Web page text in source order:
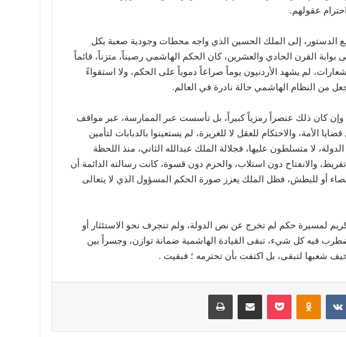
عقولهم.
الدستور، إلى الملك الحسين الذي واجه محطات وجودية صعبة بكل
القرن الحادي والعشرين، كان الحكم الهاشمي رصيناً، متزناً، قائماً
لم يشهد الأردنيون يوماً صراعاً دموياً على الحكم، ولا استقواءً
من النظام الهاشمي حالة نادرة في العالم.
كان ذلك عنصراً رمزياً كبيراً، بل تأسست عبر الممارسة، عبر مواقف
الأمة، والاحتكام للعقل لا للغريزة، لم يستعينوا بالدبابات لتأمين
لا متسلطون عليها، فجلالة الملك عبدالله الثاني، منذ اللحظة
والانفتاح دون استلاب، والحزم دون قسوة، كانت رسالته الدائمة أن
أو للبطش، فظل الملك يعزز صورة الحكم المسؤول الذي لا يتعالى
لمسيرة حكم لم تخرج عن نص الدولة، ولم تنجرف نحو الاستئثار أو
فيه كل شيء، تبقى القيادة الهاشمية ضمانة توازن، وجسراً بين
شعبها لتبقى، بل اكتفت بأن تحترمه ؛ فبقيت .